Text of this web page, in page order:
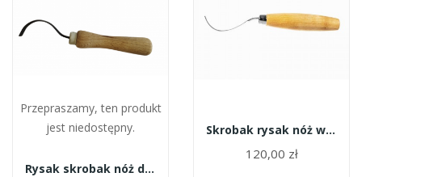
Przepraszamy, ten produkt
jest niedostępny.
Rysak skrobak nóż do raków POL-MAG
Skrobak rysak nóż wygięty do raków 163
120,00 zł